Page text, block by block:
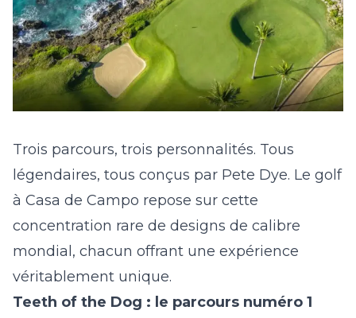
Trois parcours, trois personnalités. Tous
légendaires, tous conçus par Pete Dye. Le golf
à Casa de Campo repose sur cette
concentration rare de designs de calibre
mondial, chacun offrant une expérience
véritablement unique.
Teeth of the Dog : le parcours numéro 1